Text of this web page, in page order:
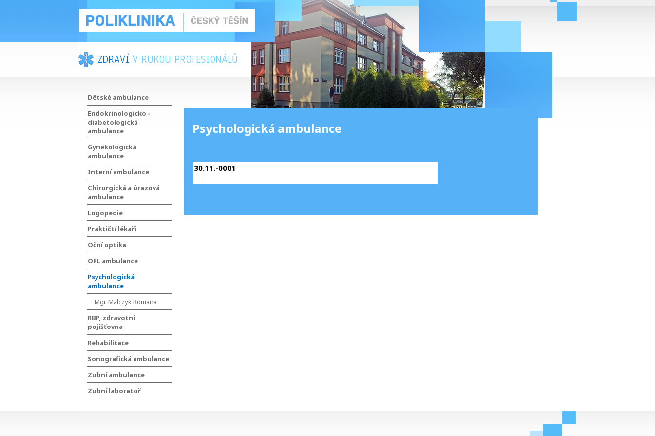
ZDRAVÍV RUKOU PROFESIONÁLŮ
Dětské ambulance
Endokrinologicko -
diabetologická
ambulance
Gynekologická
ambulance
Interní ambulance
Chirurgická a úrazová
ambulance
Logopedie
Praktičtí lékaři
Oční optika
ORL ambulance
Psychologická
ambulance
Mgr. Malczyk Romana
RBP, zdravotní
pojišťovna
Rehabilitace
Sonografická ambulance
Zubní ambulance
Zubní laboratoř
Psychologická ambulance
30.11.-0001